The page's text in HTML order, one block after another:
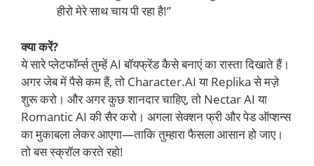
हीरो मेरे साथ चाय पी रहा है!”
क्या करें?
ये सारे प्लेटफॉर्म्स तुम्हें AI बॉयफ्रेंड कैसे बनाएं का रास्ता दिखाते हैं।
अगर जेब में पैसे कम हैं, तो Character.AI या Replika से मज़े
शुरू करो। और अगर कुछ शानदार चाहिए, तो Nectar AI या
Romantic AI की सैर करो। अगला सेक्शन फ्री और पेड ऑप्शन्स
का मुकाबला लेकर आएगा—ताकि तुम्हारा फैसला आसान हो जाए।
तो बस स्क्रॉल करते रहो!